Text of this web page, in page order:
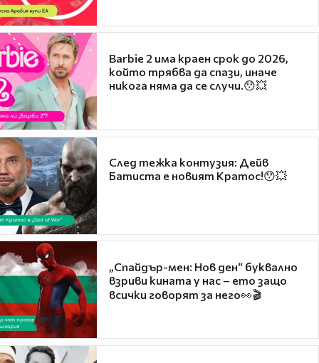
Barbie 2 има краен срок до 2026,
който трябва да спази, иначе
никога няма да се случи.😯💥
След тежка контузия: Дейв
Батиста е новият Кратос!😯💥
„Спайдър-мен: Нов ден“ буквално
взриви кината у нас – ето защо
всички говорят за него👀🎬